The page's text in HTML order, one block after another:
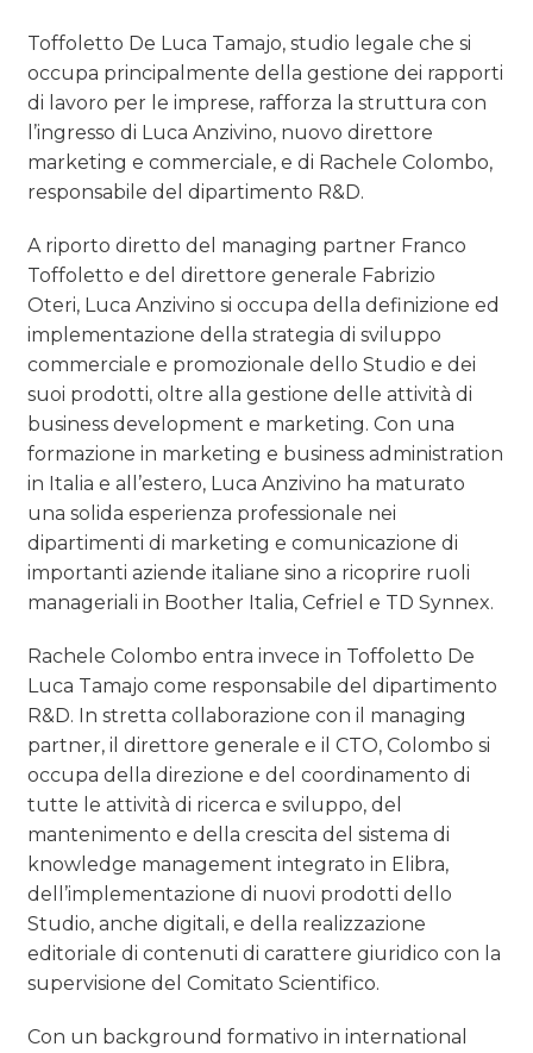
Toffoletto De Luca Tamajo, studio legale che si
occupa principalmente della gestione dei rapporti
di lavoro per le imprese, rafforza la struttura con
l’ingresso di Luca Anzivino, nuovo direttore
marketing e commerciale, e di Rachele Colombo,
responsabile del dipartimento R&D.
A riporto diretto del managing partner Franco
Toffoletto e del direttore generale Fabrizio
Oteri, Luca Anzivino si occupa della definizione ed
implementazione della strategia di sviluppo
commerciale e promozionale dello Studio e dei
suoi prodotti, oltre alla gestione delle attività di
business development e marketing. Con una
formazione in marketing e business administration
in Italia e all’estero, Luca Anzivino ha maturato
una solida esperienza professionale nei
dipartimenti di marketing e comunicazione di
importanti aziende italiane sino a ricoprire ruoli
manageriali in Boother Italia, Cefriel e TD Synnex.
Rachele Colombo entra invece in Toffoletto De
Luca Tamajo come responsabile del dipartimento
R&D. In stretta collaborazione con il managing
partner, il direttore generale e il CTO, Colombo si
occupa della direzione e del coordinamento di
tutte le attività di ricerca e sviluppo, del
mantenimento e della crescita del sistema di
knowledge management integrato in Elibra,
dell’implementazione di nuovi prodotti dello
Studio, anche digitali, e della realizzazione
editoriale di contenuti di carattere giuridico con la
supervisione del Comitato Scientifico.
Con un background formativo in international